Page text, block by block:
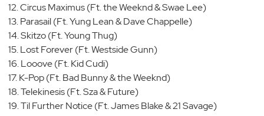
12. Circus Maximus (Ft. the Weeknd & Swae Lee)
13. Parasail (Ft. Yung Lean & Dave Chappelle)
14. Skitzo (Ft. Young Thug)
15. Lost Forever (Ft. Westside Gunn)
16. Looove (Ft. Kid Cudi)
17. K-Pop (Ft. Bad Bunny & the Weeknd)
18. Telekinesis (Ft. Sza & Future)
19. Til Further Notice (Ft. James Blake & 21 Savage)